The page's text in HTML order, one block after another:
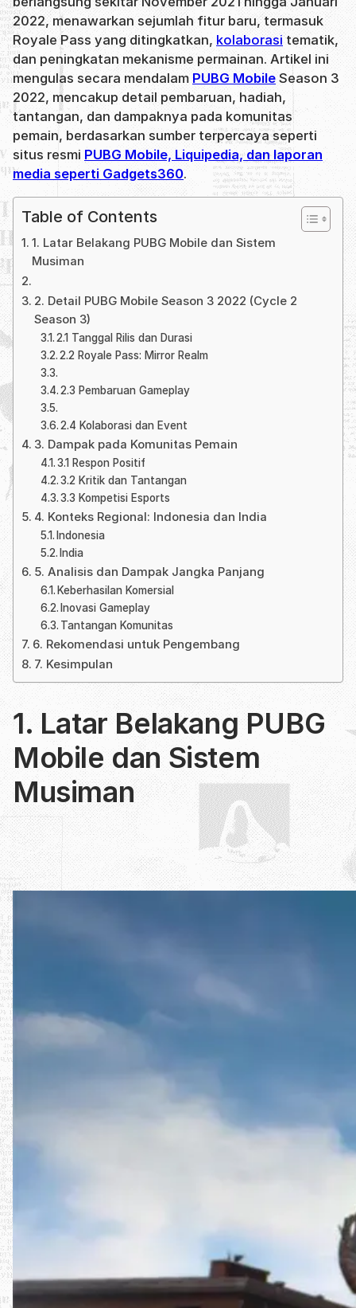
2022, menawarkan sejumlah fitur baru, termasuk
Royale Pass yang ditingkatkan, kolaborasitematik,
dan peningkatan mekanisme permainan. Artikel ini
mengulas secara mendalam PUBG Mobile Season 3
2022, mencakup detail pembaruan, hadiah,
tantangan, dan dampaknya pada komunitas
pemain, berdasarkan sumber terpercaya seperti
situs resmi PUBG Mobile, Liquipedia, dan laporan
media seperti Gadgets360.
Table of Contents
1. Latar Belakang PUBG Mobile dan Sistem
Musiman
2. Detail PUBG Mobile Season 3 2022 (Cycle 2
Season 3)
2.1 Tanggal Rilis dan Durasi
2.2 Royale Pass: Mirror Realm
2.3 Pembaruan Gameplay
2.4 Kolaborasi dan Event
3. Dampak pada Komunitas Pemain
3.1 Respon Positif
3.2 Kritik dan Tantangan
3.3 Kompetisi Esports
4. Konteks Regional: Indonesia dan India
Indonesia
India
5. Analisis dan Dampak Jangka Panjang
Keberhasilan Komersial
Inovasi Gameplay
Tantangan Komunitas
6. Rekomendasi untuk Pengembang
7. Kesimpulan
1. Latar Belakang PUBG
Mobile dan Sistem
Musiman